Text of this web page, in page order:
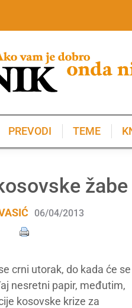
PREVODI TEME
žabe
06/04/2013
crni utorak, do kada će se
nesretni papir, međutim,
kosovske krize za